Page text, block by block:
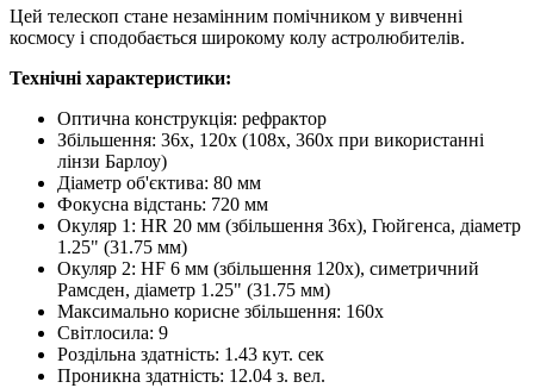
Цей телескоп стане незамінним помічником у вивченні
космосу і сподобається широкому колу астролюбителів.
Технічні характеристики:
Оптична конструкція: рефрактор
Збільшення: 36x, 120x (108x, 360x при використанні
лінзи Барлоу)
Діаметр об'єктива: 80 мм
Фокусна відстань: 720 мм
Окуляр 1: HR 20 мм (збільшення 36x), Гюйгенса, діаметр
1.25" (31.75 мм)
Окуляр 2: HF 6 мм (збільшення 120x), симетричний
Рамсден, діаметр 1.25" (31.75 мм)
Максимально корисне збільшення: 160x
Світлосила: 9
Роздільна здатність: 1.43 кут. сек
Проникна здатність: 12.04 з. вел.